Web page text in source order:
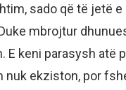
sado që të jetë
mbrojtur
E keni parasysh atë
nuk ekziston, por